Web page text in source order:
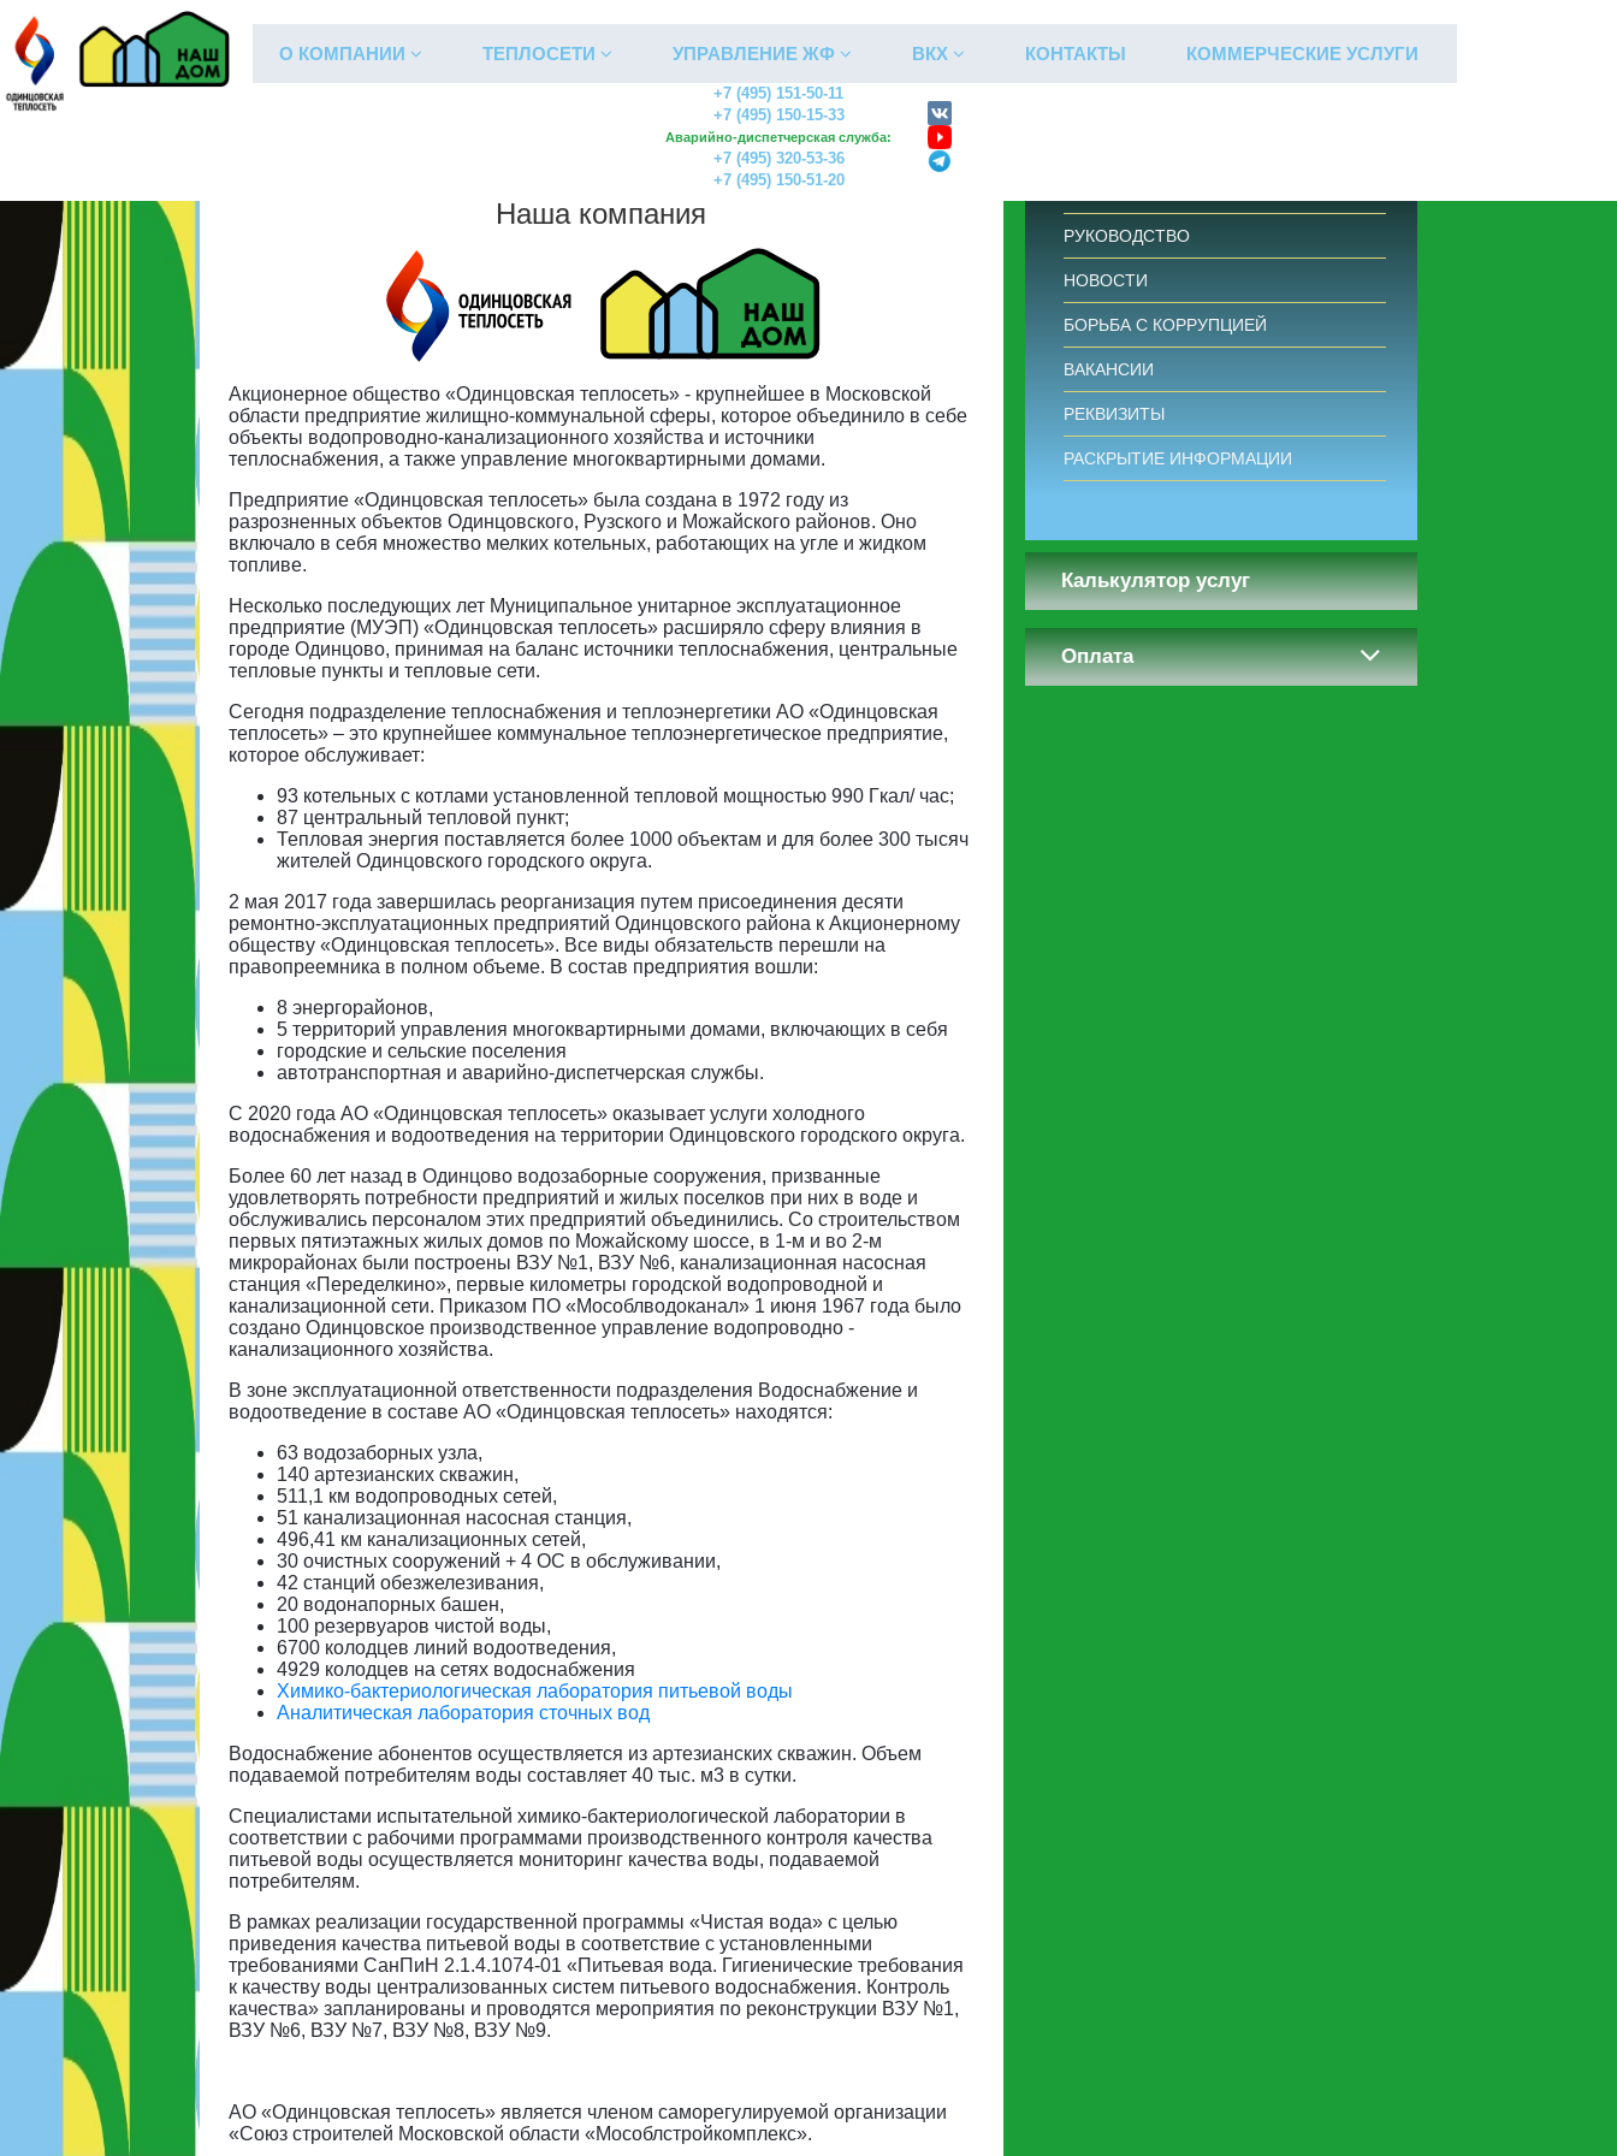
О КОМПАНИИ ТЕПЛОСЕТИ УПРАВЛЕНИЕ ЖФ ВКХ КОНТАКТЫ КОММЕРЧЕСКИЕ УСЛУГИ
+7 (495) 151-50-11
+7 (495) 150-15-33
Аварийно-диспетчерская служба:
+7 (495) 320-53-36
+7 (495) 150-51-20
Наша компания
Акционерное общество «Одинцовская теплосеть» - крупнейшее в Московской
области предприятие жилищно-коммунальной сферы, которое объединило в себе
объекты водопроводно-канализационного хозяйства и источники
теплоснабжения, а также управление многоквартирными домами.
Предприятие «Одинцовская теплосеть» была создана в 1972 году из
разрозненных объектов Одинцовского, Рузского и Можайского районов. Оно
включало в себя множество мелких котельных, работающих на угле и жидком
топливе.
Несколько последующих лет Муниципальное унитарное эксплуатационное
предприятие (МУЭП) «Одинцовская теплосеть» расширяло сферу влияния в
городе Одинцово, принимая на баланс источники теплоснабжения, центральные
тепловые пункты и тепловые сети.
Сегодня подразделение теплоснабжения и теплоэнергетики АО «Одинцовская
теплосеть» – это крупнейшее коммунальное теплоэнергетическое предприятие,
которое обслуживает:
93 котельных с котлами установленной тепловой мощностью 990 Гкал/ час;
87 центральный тепловой пункт;
Тепловая энергия поставляется более 1000 объектам и для более 300 тысяч
жителей Одинцовского городского округа.
2 мая 2017 года завершилась реорганизация путем присоединения десяти
ремонтно-эксплуатационных предприятий Одинцовского района к Акционерному
обществу «Одинцовская теплосеть». Все виды обязательств перешли на
правопреемника в полном объеме. В состав предприятия вошли:
8 энергорайонов,
5 территорий управления многоквартирными домами, включающих в себя
городские и сельские поселения
автотранспортная и аварийно-диспетчерская службы.
С 2020 года АО «Одинцовская теплосеть» оказывает услуги холодного
водоснабжения и водоотведения на территории Одинцовского городского округа.
Более 60 лет назад в Одинцово водозаборные сооружения, призванные
удовлетворять потребности предприятий и жилых поселков при них в воде и
обслуживались персоналом этих предприятий объединились. Со строительством
первых пятиэтажных жилых домов по Можайскому шоссе, в 1-м и во 2-м
микрорайонах были построены ВЗУ №1, ВЗУ №6, канализационная насосная
станция «Переделкино», первые километры городской водопроводной и
канализационной сети. Приказом ПО «Мособлводоканал» 1 июня 1967 года было
создано Одинцовское производственное управление водопроводно -
канализационного хозяйства.
В зоне эксплуатационной ответственности подразделения Водоснабжение и
водоотведение в составе АО «Одинцовская теплосеть» находятся:
63 водозаборных узла,
140 артезианских скважин,
511,1 км водопроводных сетей,
51 канализационная насосная станция,
496,41 км канализационных сетей,
30 очистных сооружений + 4 ОС в обслуживании,
42 станций обезжелезивания,
20 водонапорных башен,
100 резервуаров чистой воды,
6700 колодцев линий водоотведения,
4929 колодцев на сетях водоснабжения
Химико-бактериологическая лаборатория питьевой воды
Аналитическая лаборатория сточных вод
Водоснабжение абонентов осуществляется из артезианских скважин. Объем
подаваемой потребителям воды составляет 40 тыс. м3 в сутки.
Специалистами испытательной химико-бактериологической лаборатории в
соответствии с рабочими программами производственного контроля качества
питьевой воды осуществляется мониторинг качества воды, подаваемой
потребителям.
В рамках реализации государственной программы «Чистая вода» с целью
приведения качества питьевой воды в соответствие с установленными
требованиями СанПиН 2.1.4.1074-01 «Питьевая вода. Гигиенические требования
к качеству воды централизованных систем питьевого водоснабжения. Контроль
качества» запланированы и проводятся мероприятия по реконструкции ВЗУ №1,
ВЗУ №6, ВЗУ №7, ВЗУ №8, ВЗУ №9.
АО «Одинцовская теплосеть» является членом саморегулируемой организации
«Союз строителей Московской области «Мособлстройкомплекс».
РУКОВОДСТВО
НОВОСТИ
БОРЬБА С КОРРУПЦИЕЙ
ВАКАНСИИ
РЕКВИЗИТЫ
РАСКРЫТИЕ ИНФОРМАЦИИ
Калькулятор услуг
Тип услуги
Выберите услугу
Выберите кол-во
Услуга
Оплата